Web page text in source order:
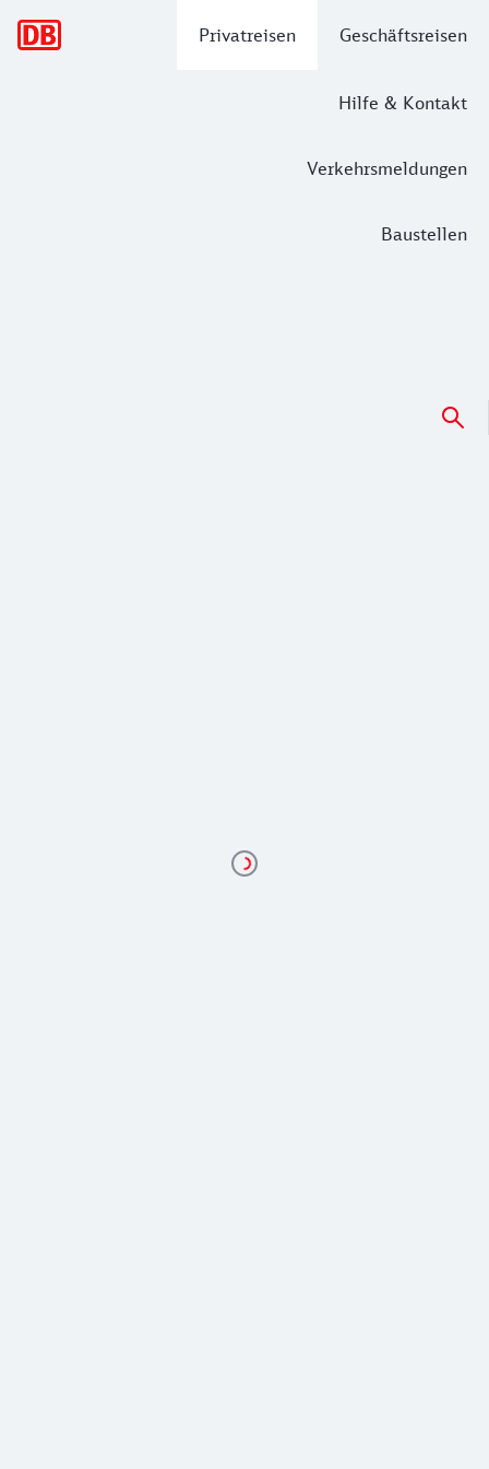
Privatreisen Geschäftsreisen
Hilfe & Kontakt
Verkehrsmeldungen
Baustellen